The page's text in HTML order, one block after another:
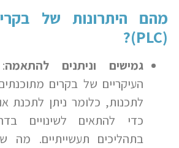
מהם היתרונות של
(
PLC
)?
גמישים וניתנים להתאמה
העיקריים של בקרים
לתכנות, כלומר ניתן לתכנת
כדי להתאים לשינויים
בתהליכים תעשייתיים. מה